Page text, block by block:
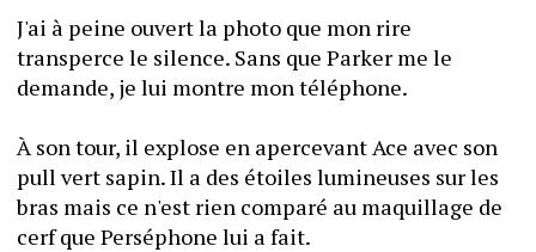
J'ai à peine ouvert la photo que mon rire
transperce le silence. Sans que Parker me le
demande, je lui montre mon téléphone.
À son tour, il explose en apercevant Ace avec son
pull vert sapin. Il a des étoiles lumineuses sur les
bras mais ce n'est rien comparé au maquillage de
cerf que Perséphone lui a fait.